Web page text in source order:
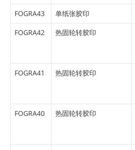
FOGRA43 单纸张胶印
FOGRA42 热固轮转胶印
FOGRA41 热固轮转胶印
FOGRA40 热固轮转胶印